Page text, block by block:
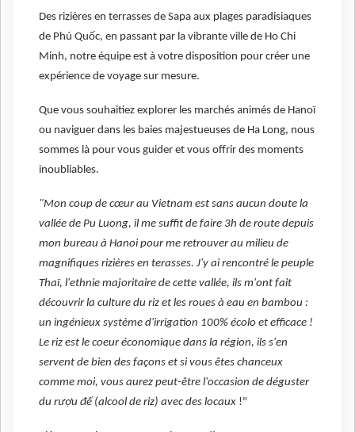
Des rizières en terrasses de Sapa aux plages paradisiaques
de Phú Quốc, en passant par la vibrante ville de Ho Chi
Minh, notre équipe est à votre disposition pour créer une
expérience de voyage sur mesure.
Que vous souhaitiez explorer les marchés animés de Hanoï
ou naviguer dans les baies majestueuses de Ha Long, nous
sommes là pour vous guider et vous offrir des moments
inoubliables.
"Mon coup de cœur au Vietnam est sans aucun doute la
vallée de Pu Luong, il me suffit de faire 3h de route depuis
mon bureau à Hanoi pour me retrouver au milieu de
magnifiques rizières en terasses. J'y ai rencontré le peuple
Thaï, l'ethnie majoritaire de cette vallée, ils m'ont fait
découvrir la culture du riz et les roues à eau en bambou :
un ingénieux système d'irrigation 100% écolo et efficace !
Le riz est le coeur économique dans la région, ils s'en
servent de bien des façons et si vous êtes chanceux
comme moi, vous aurez peut-être l'occasion de déguster
du rượu đế (alcool de riz) avec des locaux !"